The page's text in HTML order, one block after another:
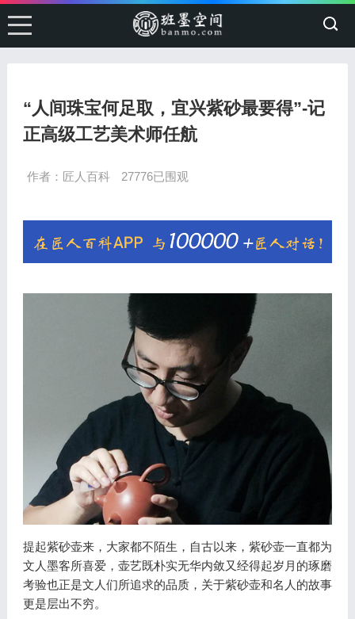
“人间珠宝何足取，宜兴紫砂最要得”-记
正高级工艺美术师任航
作者：匠人百科 27776已围观
提起紫砂壶来，大家都不陌生，自古以来，紫砂壶一直都为
文人墨客所喜爱，壶艺既朴实无华内敛又经得起岁月的琢磨
考验也正是文人们所追求的品质，关于紫砂壶和名人的故事
更是层出不穷。